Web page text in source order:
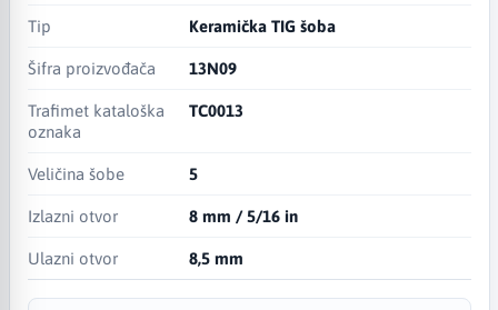
Tip Keramička TIG šoba
Šifra proizvođača 13N09
Trafimet kataloška
oznaka
TC0013
Veličina šobe 5
Izlazni otvor 8 mm / 5/16 in
Ulazni otvor 8,5 mm